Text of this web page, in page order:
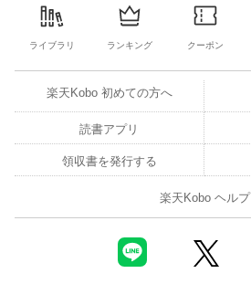
ライブラリ ランキング クーポン
楽天Kobo 初めての方へ
読書アプリ
領収書を発行する
楽天Kobo ヘルプ